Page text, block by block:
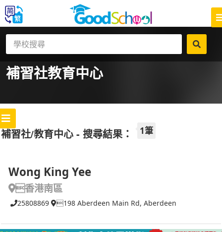
補習社教育中心
補習社/教育中心 - 搜尋結果： 1筆
Wong King Yee
香港南區
25808869 198 Aberdeen Main Rd, Aberdeen